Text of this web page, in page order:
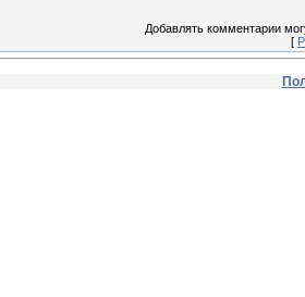
Добавлять комментарии
[